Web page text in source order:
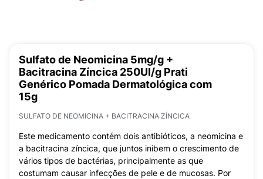
Sulfato de Neomicina 5mg/g +
Bacitracina Zíncica 250UI/g Prati
Genérico Pomada Dermatológica com
15g
SULFATO DE NEOMICINA + BACITRACINA ZÍNCICA
Este medicamento contém dois antibióticos, a neomicina e
a bacitracina zíncica, que juntos inibem o crescimento de
vários tipos de bactérias, principalmente as que
costumam causar infecções de pele e de mucosas. Por